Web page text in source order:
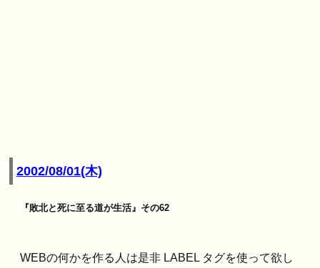
2002/08/01(木)
『敗北と死に至る道が生活』その62
WEBの何かを作る人は是非 LABEL タグを使って欲し